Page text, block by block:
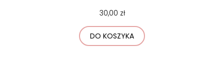
30,00 zł
DO KOSZYKA